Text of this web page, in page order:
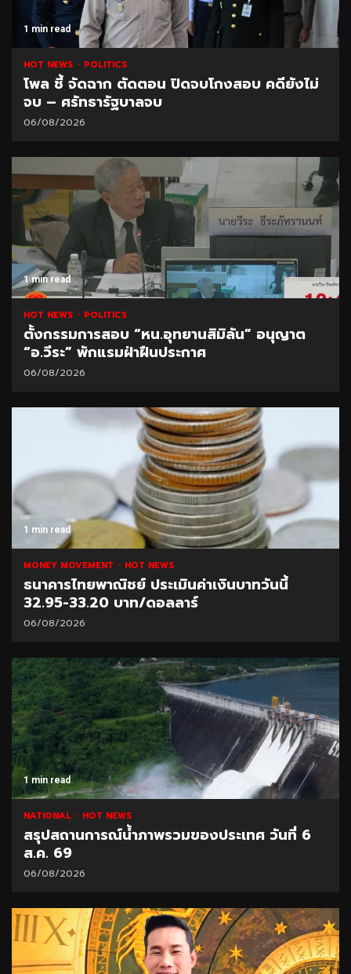
1 min read
HOT NEWS POLITICS
โพล ชี้ จัดฉาก ตัดตอน ปิดจบโกงสอบ คดียังไม่
จบ – ศรัทธารัฐบาลจบ
06/08/2026
1 min read
HOT NEWS POLITICS
ตั้งกรรมการสอบ “หน.อุทยานสิมิลัน” อนุญาต
“อ.วีระ” พักแรมฝ่าฝืนประกาศ
06/08/2026
1 min read
MONEY MOVEMENT HOT NEWS
ธนาคารไทยพาณิชย์ ประเมินค่าเงินบาทวันนี้
32.95-33.20 บาท/ดอลลาร์
06/08/2026
1 min read
NATIONAL HOT NEWS
สรุปสถานการณ์น้ำภาพรวมของประเทศ วันที่ 6
ส.ค. 69
06/08/2026